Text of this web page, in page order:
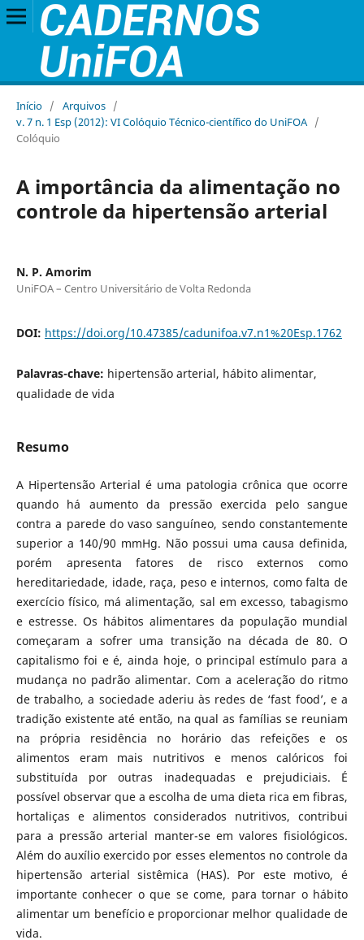
Início / Arquivos /
v. 7 n. 1 Esp (2012): VI Colóquio Técnico-científico do UniFOA /
Colóquio
A importância da alimentação no
controle da hipertensão arterial
N. P. Amorim
UniFOA – Centro Universitário de Volta Redonda
DOI: https://doi.org/10.47385/cadunifoa.v7.n1%20Esp.1762
Palavras-chave: hipertensão arterial, hábito alimentar,
qualidade de vida
Resumo
A Hipertensão Arterial é uma patologia crônica que ocorre
quando há aumento da pressão exercida pelo sangue
contra a parede do vaso sanguíneo, sendo constantemente
superior a 140/90 mmHg. Não possui uma causa definida,
porém apresenta fatores de risco externos como
hereditariedade, idade, raça, peso e internos, como falta de
exercício físico, má alimentação, sal em excesso, tabagismo
e estresse. Os hábitos alimentares da população mundial
começaram a sofrer uma transição na década de 80. O
capitalismo foi e é, ainda hoje, o principal estímulo para a
mudança no padrão alimentar. Com a aceleração do ritmo
de trabalho, a sociedade aderiu às redes de ‘fast food’, e a
tradição existente até então, na qual as famílias se reuniam
na própria residência no horário das refeições e os
alimentos eram mais nutritivos e menos calóricos foi
substituída por outras inadequadas e prejudiciais. É
possível observar que a escolha de uma dieta rica em fibras,
hortaliças e alimentos considerados nutritivos, contribui
para a pressão arterial manter-se em valores fisiológicos.
Além do auxílio exercido por esses elementos no controle da
hipertensão arterial sistêmica (HAS). Por este motivo, é
importante conhecer o que se come, para tornar o hábito
alimentar um benefício e proporcionar melhor qualidade de
vida.